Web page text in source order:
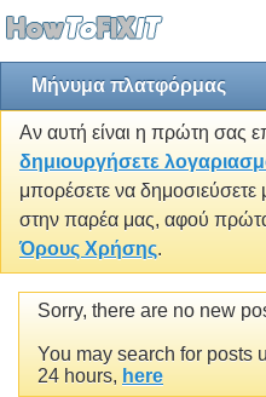
Μήνυμα πλατφόρμας
Αν αυτή είναι η πρώτη σας
δημιουργήσετε
μπορέσετε να δημοσιεύσετε
στην παρέα μας, αφού πρώτα
Όρους Χρήσης.
Sorry, there are no new
You may search for posts
24 hours, here